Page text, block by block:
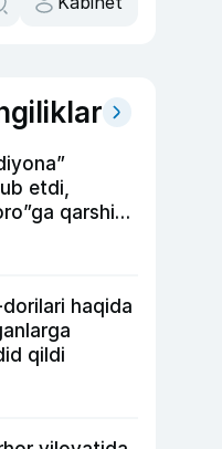
etdi,
qarshi
dorilari haqida
qildi